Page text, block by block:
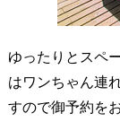
ゆったりとスペ
はワンちゃん連
すので御予約を